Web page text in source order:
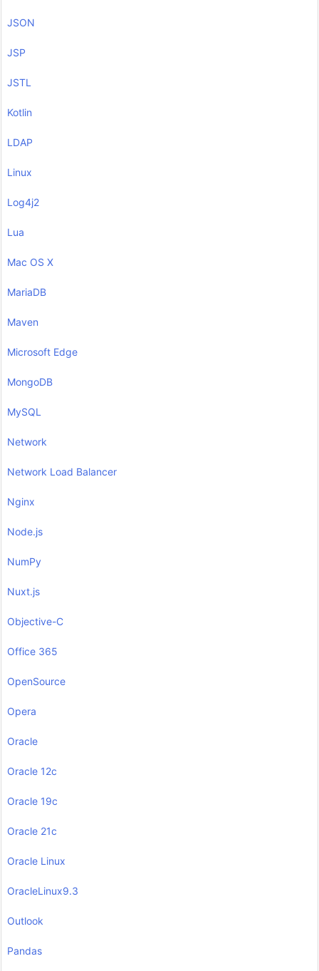
JSON
JSP
JSTL
Kotlin
LDAP
Linux
Log4j2
Lua
Mac OS X
MariaDB
Maven
Microsoft Edge
MongoDB
MySQL
Network
Network Load Balancer
Nginx
Node.js
NumPy
Nuxt.js
Objective-C
Office 365
OpenSource
Opera
Oracle
Oracle 12c
Oracle 19c
Oracle 21c
Oracle Linux
OracleLinux9.3
Outlook
Pandas